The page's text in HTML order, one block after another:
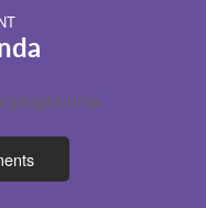
programmé.